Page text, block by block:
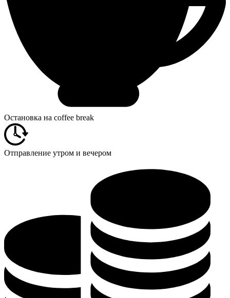
Остановка на coffeе break
Отправление утром и вечером